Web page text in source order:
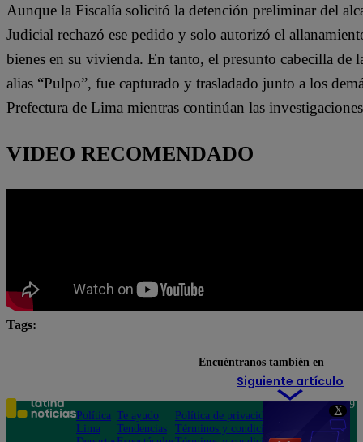
X
Aunque la Fiscalía solicitó la detención preliminar del
Judicial rechazó ese pedido y solo autorizó el
bienes en su vivienda. En tanto, el presunto cabecilla de
alias “Pulpo”, fue capturado y trasladado junto a los
Prefectura de Lima mientras continúan las
VIDEO RECOMENDADO
Tags:
Siguiente artículo
Encuéntranos también en
Política
Lima
Te ayudo
Tendencias
Política de privacidad
Términos y condiciones
Teléfono: 219
Av. San